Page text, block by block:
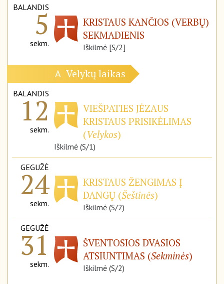
BALANDIS
5
sekm.
KRISTAUS KANČIOS (VERBŲ)
SEKMADIENIS
Iškilmė [S/2]
A Velykų laikas
BALANDIS
12
sekm.
VIEŠPATIES JĖZAUS
KRISTAUS PRISIKĖLIMAS
(Velykos)
Iškilmė (S/1)
GEGUŽĖ
24
sekm.
KRISTAUS ŽENGIMAS Į
DANGŲ (Šeštinės)
Iškilmė (S/2)
GEGUŽĖ
31
sekm.
ŠVENTOSIOS DVASIOS
ATSIUNTIMAS (Sekminės)
Iškilmė (S/2)